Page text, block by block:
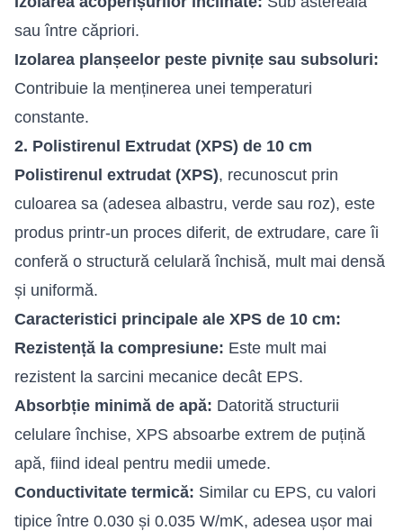
sau între căpriori.
Izolarea planșeelor peste pivnițe sau subsoluri:
Contribuie la menținerea unei temperaturi
constante.
2. Polistirenul Extrudat (XPS) de 10 cm
Polistirenul extrudat (XPS), recunoscut prin
culoarea sa (adesea albastru, verde sau roz), este
produs printr-un proces diferit, de extrudare, care îi
conferă o structură celulară închisă, mult mai densă
și uniformă.
Caracteristici principale ale XPS de 10 cm:
Rezistență la compresiune: Este mult mai
rezistent la sarcini mecanice decât EPS.
Absorbție minimă de apă: Datorită structurii
celulare închise, XPS absoarbe extrem de puțină
apă, fiind ideal pentru medii umede.
Conductivitate termică: Similar cu EPS, cu valori
tipice între 0.030 și 0.035 W/mK, adesea ușor mai